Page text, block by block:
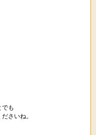
も
さいね。